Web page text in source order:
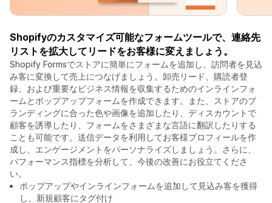
Shopifyのカスタマイズ可能なフォームツールで、連絡先
リストを拡大してリードをお客様に変えましょう。
Shopify Formsでストアに簡単にフォームを追加し、訪問者を見込
み客に変換して売上につなげましょう。卸売リード、購読者登
録、および重要なビジネス情報を収集するためのインラインフォ
ームとポップアップフォームを作成できます。また、ストアのブ
ランディングに合った色や画像を追加したり、ディスカウントで
顧客を誘導したり、フォームをさまざまな言語に翻訳したりする
ことも可能です。送信データを利用してお客様プロフィールを作
成し、エンゲージメントをパーソナライズしましょう。さらに、
パフォーマンス指標を分析して、今後の改善にお役立てくださ
い。
ポップアップやインラインフォームを追加して見込み客を獲得
し、新規顧客にタグ付け